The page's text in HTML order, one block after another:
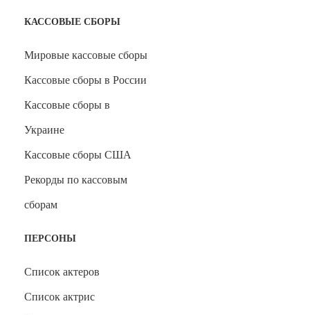
КАССОВЫЕ СБОРЫ
Мировые кассовые сборы
Кассовые сборы в России
Кассовые сборы в
Украине
Кассовые сборы США
Рекорды по кассовым
сборам
ПЕРСОНЫ
Список актеров
Список актрис